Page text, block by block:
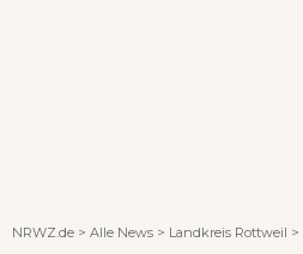
NRWZ.de > Alle News > Landkreis Rottweil >